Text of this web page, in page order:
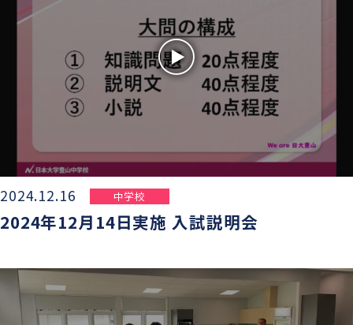
2024.12.16 中学校
2024年12月14日実施 入試説明会